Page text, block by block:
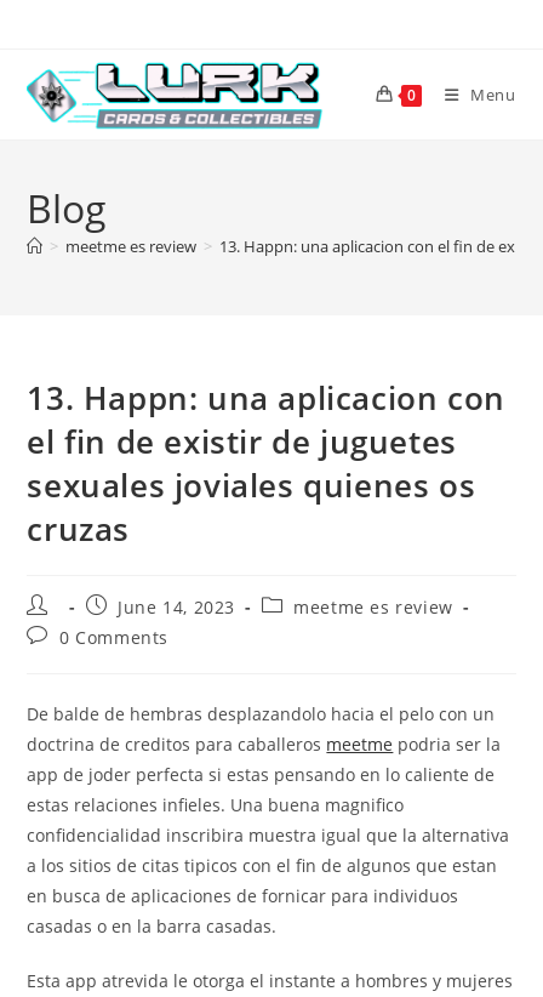
content
0 Menu
Blog
> meetme es review > 13. Happn: una aplicacion con el fin de
13. Happn: una aplicacion con
el fin de existir de juguetes
sexuales joviales quienes os
cruzas
Post
author:
Post
published:
June 14, 2023
Postmeetme es review
Post0 Comments
De balde de hembras desplazandolo hacia el pelo con un
doctrina de creditos para caballeros meetme podria ser la
app de joder perfecta si estas pensando en lo caliente de
estas relaciones infieles. Una buena magnifico
confidencialidad inscribira muestra igual que la alternativa
a los sitios de citas ti­picos con el fin de algunos que estan
en busca de aplicaciones de fornicar para individuos
casadas o en la barra casadas.
Esta app atrevida le otorga el instante a hombres y mujeres